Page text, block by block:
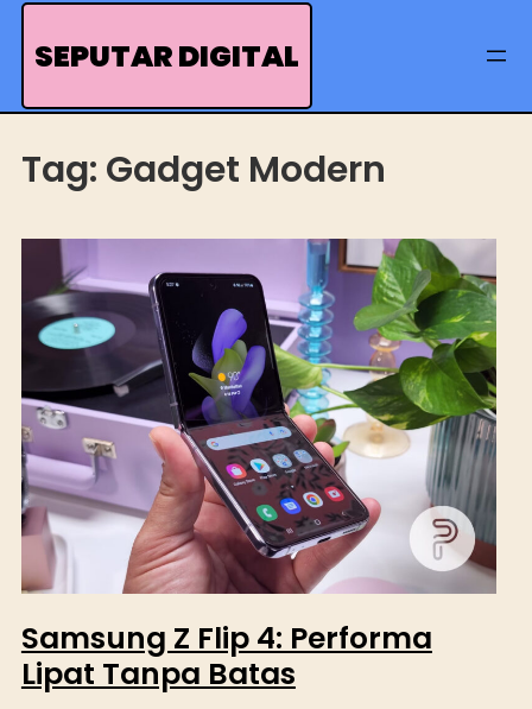
Skip
SEPUTAR DIGITAL
Tag: Gadget Modern
Samsung Z Flip 4: Performa
Lipat Tanpa Batas